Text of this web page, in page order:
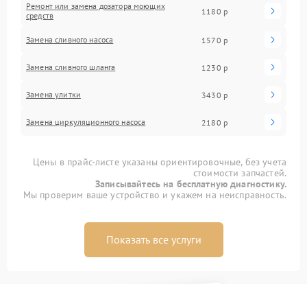
Ремонт или замена дозатора моющих
средств
1180 р
Замена сливного насоса 1570 р
Замена сливного шланга 1230 р
Замена улитки 3430 р
Замена циркуляционного насоса 2180 р
Цены в прайс-листе указаны ориентировочные, без учета
стоимости запчастей.
Записывайтесь на бесплатную диагностику.
Мы проверим ваше устройство и укажем на неисправность.
Показать все услуги